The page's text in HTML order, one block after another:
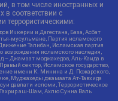
в том числе иностранных и
соответствии с
террористическими:
Ичкерии и Дагестана, База, Асбат
мусульмане, Партия исламского
Талибан, Исламская партия
исламского наследия,
Джамаат моджахедов, Аль-Каида в
сектор, Исламское государство,
имени К. Минина и Д. Пожарского,
Муджахеды джамаата Ат-Тавхида
давлати исломи, Террористическое
Тахрир аш-Шам, Ахлю Сунна Валь